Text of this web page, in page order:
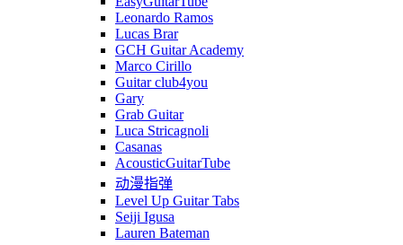
Leonardo Ramos
Lucas Brar
GCH Guitar Academy
Marco Cirillo
Guitar club4you
Gary
Grab Guitar
Luca Stricagnoli
Casanas
AcousticGuitarTube
动漫指弹
Level Up Guitar Tabs
Seiji Igusa
Lauren Bateman